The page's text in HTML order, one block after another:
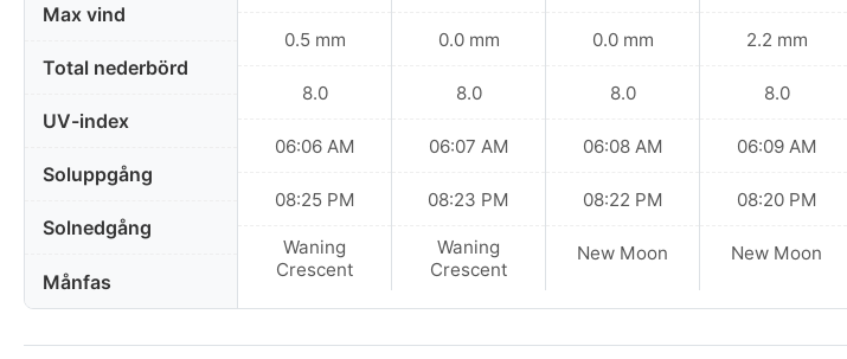
Max vind
Total nederbörd
UV-index
Soluppgång
Solnedgång
Månfas
0.5 mm
8.0
06:06 AM
08:25 PM
Waning
Crescent
0.0 mm
8.0
06:07 AM
08:23 PM
Waning
Crescent
0.0 mm
8.0
06:08 AM
08:22 PM
New Moon
2.2 mm
8.0
06:09 AM
08:20 PM
New Moon